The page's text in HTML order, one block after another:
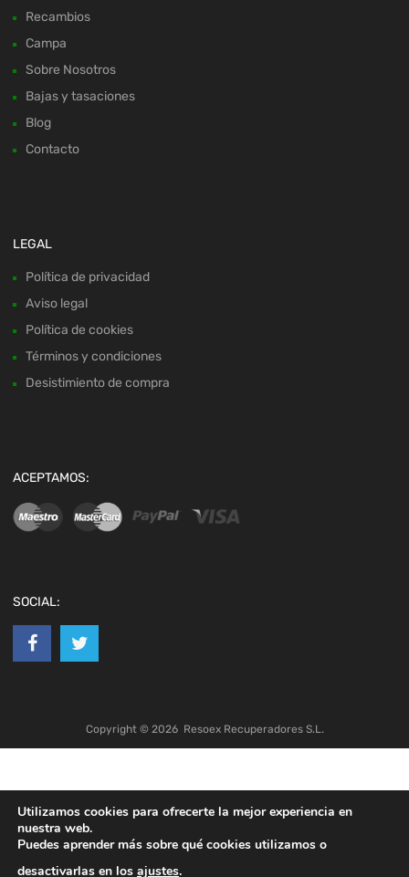
Recambios
Campa
Sobre Nosotros
Bajas y tasaciones
Blog
Contacto
LEGAL
Política de privacidad
Aviso legal
Política de cookies
Términos y condiciones
Desistimiento de compra
ACEPTAMOS:
SOCIAL:
Copyright © 2026 Resoex Recuperadores S.L.
Utilizamos cookies para ofrecerte la mejor experiencia en
nuestra web.
Puedes aprender más sobre qué cookies utilizamos o
desactivarlas en los ajustes.